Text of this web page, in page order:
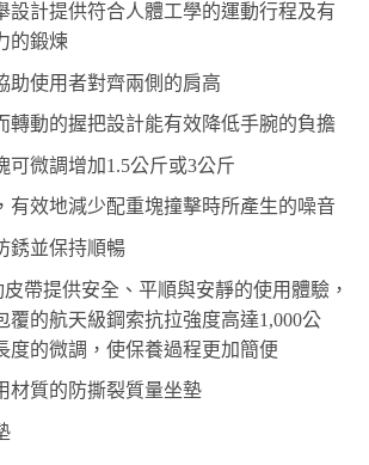
設計提供符合人體工學的運動行程及有
的鍛煉
助使用者對齊兩側的肩高
轉動的握把設計能有效降低手腕的負擔
可微調增加1.5公斤或3公斤
有效地減少配重塊撞擊時所產生的噪音
銹並保持順暢
帶提供安全、平順與安靜的使用體驗，
覆的航天級鋼索抗拉強度高達1,000公
度的微調，使保養過程更加簡便
材質的防撕裂質量坐墊